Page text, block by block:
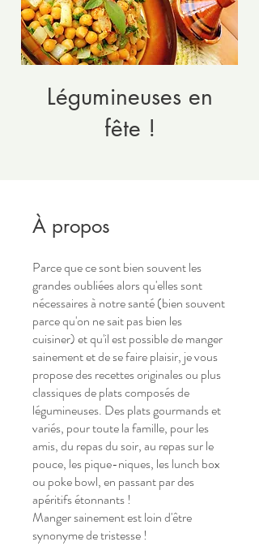
Légumineuses en
fête !
À propos
Parce que ce sont bien souvent les
grandes oubliées alors qu'elles sont
nécessaires à notre santé (bien souvent
parce qu'on ne sait pas bien les
cuisiner) et qu'il est possible de manger
sainement et de se faire plaisir, je vous
propose des recettes originales ou plus
classiques de plats composés de
légumineuses. Des plats gourmands et
variés, pour toute la famille, pour les
amis, du repas du soir, au repas sur le
pouce, les pique-niques, les lunch box
ou poke bowl, en passant par des
apéritifs étonnants !
Manger sainement est loin d'être
synonyme de tristesse !